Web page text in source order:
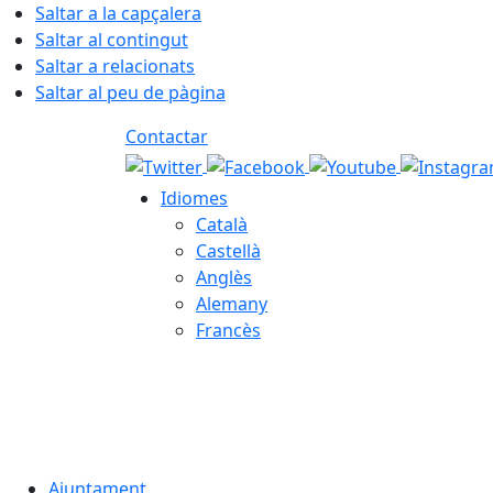
Saltar a la capçalera
Saltar al contingut
Saltar a relacionats
Saltar al peu de pàgina
Contactar
Idiomes
Català
Castellà
Anglès
Alemany
Francès